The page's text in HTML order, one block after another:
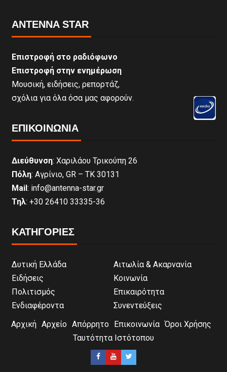
ANTENNA STAR
Επιστροφή στο ραδιόφωνο
Επιστροφή στην ενημέρωση
Μουσική, ειδήσεις, ρεπορτάζ,
σχόλια για όλα όσα μας αφορούν.
ΕΠΙΚΟΙΝΩΝΊΑ
Διεύθυνση: Χαριλάου Τρικούπη 26
Πόλη: Αγρίνιο, GR – ΤΚ 30131
Mail : info@antenna-star.gr
Τηλ: +30 26410 33335-36
ΚΑΤΗΓΟΡΙΕΣ
Δυτική Ελλάδα
Αιτωλία & Ακαρνανία
Ειδήσεις
Κοινωνία
Πολιτισμός
Επικαιρότητα
Ενδιαφέροντα
Συνεντεύξεις
Αρχική Αρχείο Απόρρητο Επικοινωνία Όροι Χρήσης
Ταυτότητα Ιστότοπου